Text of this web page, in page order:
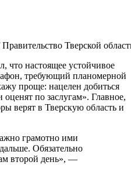
Тверской
что настоящее устойчивое
требующий планомерной
проще: нацелен добиться
оценят по заслугам». Главное,
верят в Тверскую область и
грамотно ими
Обязательно
второй день», —